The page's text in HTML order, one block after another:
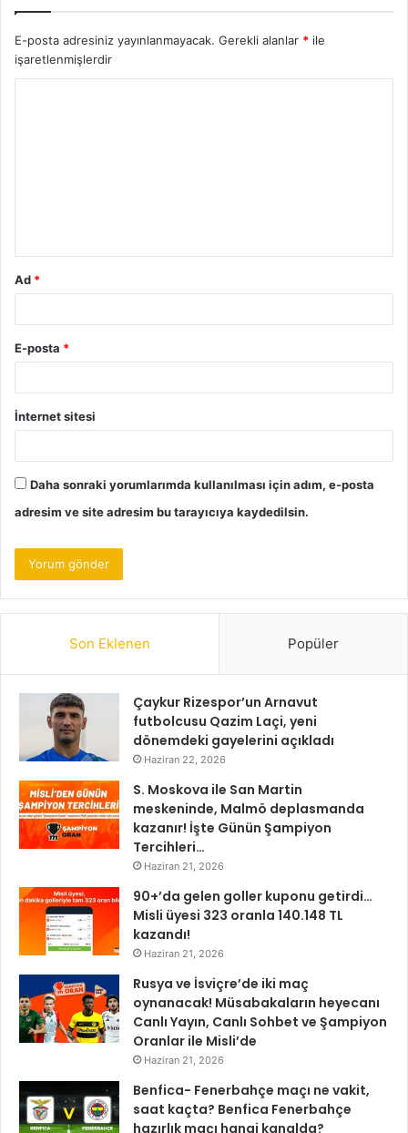
E-posta adresiniz yayınlanmayacak. Gerekli alanlar * ile
işaretlenmişlerdir
Ad *
E-posta *
İnternet sitesi
Daha sonraki yorumlarımda kullanılması için adım, e-posta
adresim ve site adresim bu tarayıcıya kaydedilsin.
Son Eklenen Popüler
Çaykur Rizespor’un Arnavut
futbolcusu Qazim Laçi, yeni
dönemdeki gayelerini açıkladı
Haziran 22, 2026
S. Moskova ile San Martin
meskeninde, Malmö deplasmanda
kazanır! İşte Günün Şampiyon
Tercihleri…
Haziran 21, 2026
90+’da gelen goller kuponu getirdi…
Misli üyesi 323 oranla 140.148 TL
kazandı!
Haziran 21, 2026
Rusya ve İsviçre’de iki maç
oynanacak! Müsabakaların heyecanı
Canlı Yayın, Canlı Sohbet ve Şampiyon
Oranlar ile Misli’de
Haziran 21, 2026
Benfica- Fenerbahçe maçı ne vakit,
saat kaçta? Benfica Fenerbahçe
hazırlık maçı hangi kanalda?